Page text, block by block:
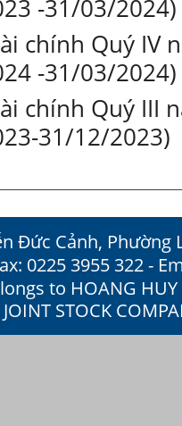
-31/03/2024)
chính Quý IV
-31/03/2024)
chính Quý III
31/12/2023)
Đức Cảnh, Phường
0225 3955 322 -
to HOANG HUY
STOCK